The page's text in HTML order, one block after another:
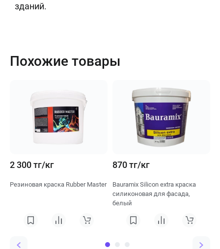
зданий.
Похожие товары
2 300 тг/кг
Резиновая краска Rubber Master
870 тг/кг
Bauramix Silicon extra краска
силиконовая для фасада,
белый